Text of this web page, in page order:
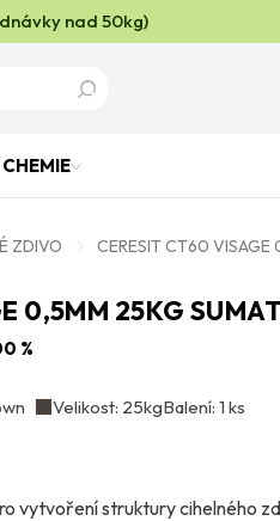
nad 50kg)
ZDIVO CERESIT CT60 VISAGE
0,5MM 25KG
%
Velikost: 25kgBalení: 1 ks
vytvoření struktury cihelného